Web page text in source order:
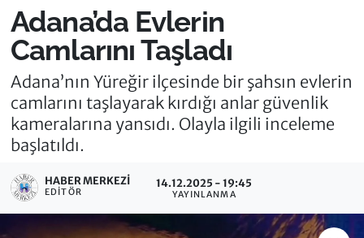
Adana’da Evlerin
Camlarını Taşladı
Adana’nın Yüreğir ilçesinde bir şahsın evlerin
camlarını taşlayarak kırdığı anlar güvenlik
kameralarına yansıdı. Olayla ilgili inceleme
başlatıldı.
HABER MERKEZI
EDITÖR
14.12.2025 - 19:45
YAYINLANMA